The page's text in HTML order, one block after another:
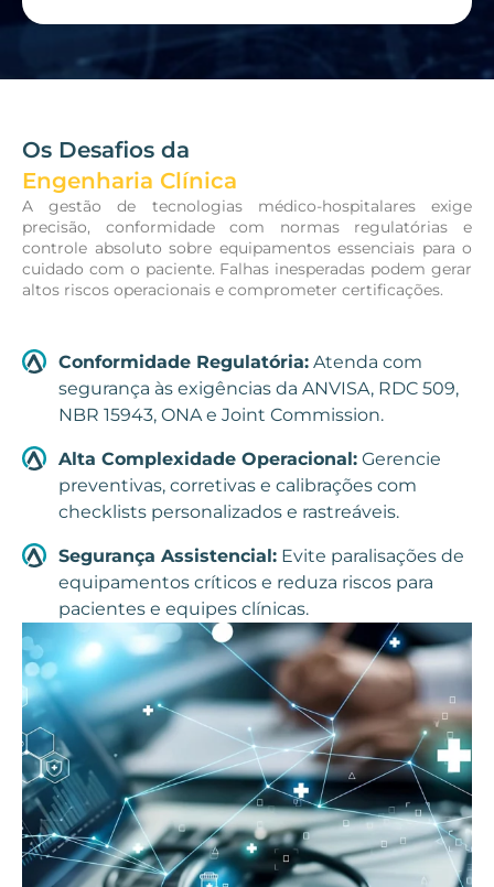
Os Desafios da
Engenharia Clínica
A gestão de tecnologias médico-hospitalares exige
precisão, conformidade com normas regulatórias e
controle absoluto sobre equipamentos essenciais para o
cuidado com o paciente. Falhas inesperadas podem gerar
altos riscos operacionais e comprometer certificações.
Conformidade Regulatória:Atenda com
segurança às exigências da ANVISA, RDC 509,
NBR 15943, ONA e Joint Commission.
Alta Complexidade Operacional:Gerencie
preventivas, corretivas e calibrações com
checklists personalizados e rastreáveis.
Segurança Assistencial:Evite paralisações de
equipamentos críticos e reduza riscos para
pacientes e equipes clínicas.